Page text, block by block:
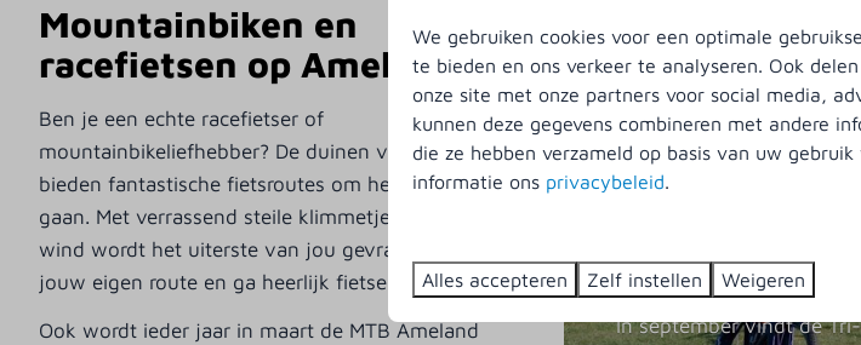
Mountainbiken en
racefietsen op Ameland
Ben je een echte racefietser of
mountainbikeliefhebber? De duinen van Ameland
bieden fantastische fietsroutes om helemaal in los te
gaan. Met verrassend steile klimmetjes en de harde
wind wordt het uiterste van jou gevraagd. Selecteer
jouw eigen route en ga heerlijk fietsen op Ameland.
Ook wordt ieder jaar in maart de MTB Ameland
In de omgeving
Tri-Ambla
In september vindt de
We gebruiken cookies voor een optimale
te bieden en ons verkeer te analyseren. Ook
onze site met onze partners voor social media,
kunnen deze gegevens combineren met andere
die ze hebben verzameld op basis van uw
informatie ons privacybeleid.
Alles accepteren Zelf instellen Weigeren